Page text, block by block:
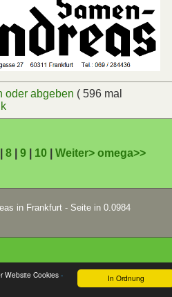
In Ordnung
Website Cookies -
oder abgeben ( 596 mal
8| 9| 10| Weiter> omega>>
in Frankfurt - Seite in 0.0984